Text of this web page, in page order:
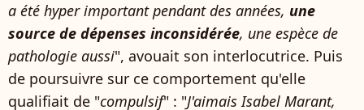
a été hyper important pendant des années, une
source de dépenses inconsidérée, une espèce de
pathologie aussi", avouait son interlocutrice. Puis
de poursuivre sur ce comportement qu'elle
qualifiait de "compulsif" : "J'aimais Isabel Marant,